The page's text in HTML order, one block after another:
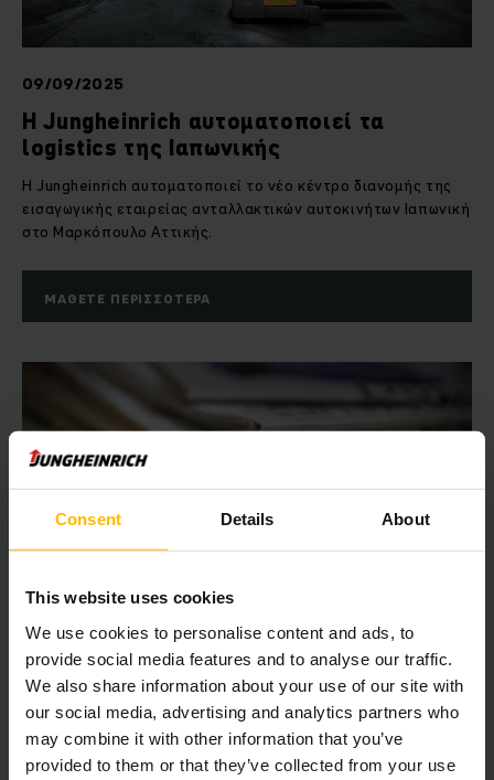
Consent Details About
This website uses cookies
We use cookies to personalise content and ads, to
provide social media features and to analyse our traffic.
We also share information about your use of our site with
our social media, advertising and analytics partners who
may combine it with other information that you’ve
provided to them or that they’ve collected from your use
09/09/2025
Η Jungheinrich αυτοματοποιεί τα
logistics της Ιαπωνικής
Η Jungheinrich αυτοματοποιεί το νέο κέντρο διανομής της
εισαγωγικής εταιρείας ανταλλακτικών αυτοκινήτων Ιαπωνική
στο Μαρκόπουλο Αττικής.
ΜΆΘΕΤΕ ΠΕΡΙΣΣΌΤΕΡΑ
Δελτία Τύπου
Μάθετε πρώτοι τα νέα της Jungheinrich και σημαντικές
ανακοινώσεις!